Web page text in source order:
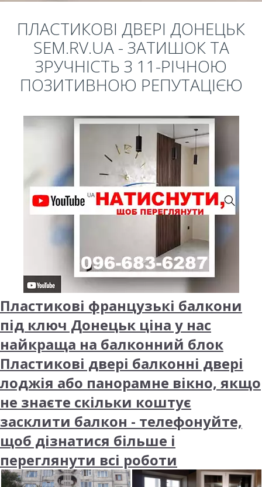
ПЛАСТИКОВІ ДВЕРІ ДОНЕЦЬК
SEM.RV.UA - ЗАТИШОК ТА
ЗРУЧНІСТЬ З 11-РІЧНОЮ
ПОЗИТИВНОЮ РЕПУТАЦІЄЮ
Пластикові французькі балкони
під ключ Донецьк ціна у нас
найкраща на балконний блок
Пластикові двері балконні двері
лоджія або панорамне вікно, якщо
не знаєте скільки коштує
засклити балкон - телефонуйте,
щоб дізнатися більше і
переглянути всі роботи